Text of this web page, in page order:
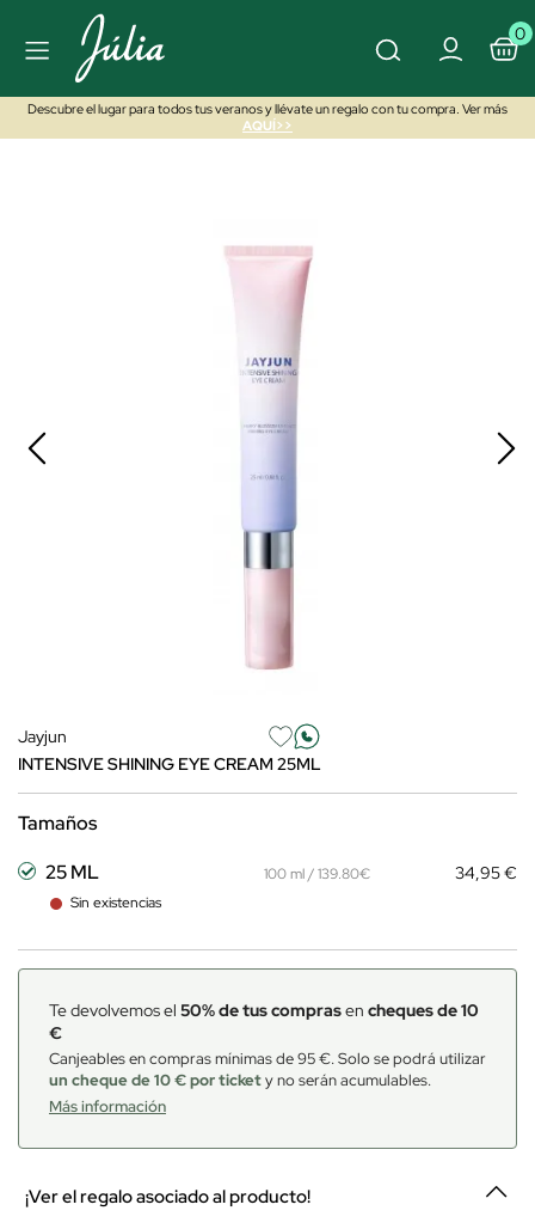
0
Descubre el lugar para todos tus veranos y llévate un regalo con tu compra. Ver más
AQUÍ>>
Jayjun
INTENSIVE SHINING EYE CREAM 25ML
Tamaños
25 ML
Sin existencias
100 ml / 139.80€ 34,95 €
Te devolvemos el 50% de tus comprasen cheques de 10
€
Canjeables en compras mínimas de 95 €. Solo se podrá utilizar
un cheque de 10 € por tickety no serán acumulables.
Más información
¡Ver el regalo asociado al producto!